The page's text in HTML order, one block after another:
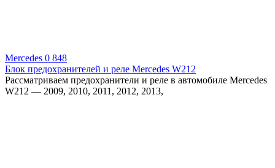
Mercedes 0 848
Блок предохранителей и реле Mercedes W212
Рассматриваем предохранители и реле в автомобиле Mercedes
W212 — 2009, 2010, 2011, 2012, 2013,